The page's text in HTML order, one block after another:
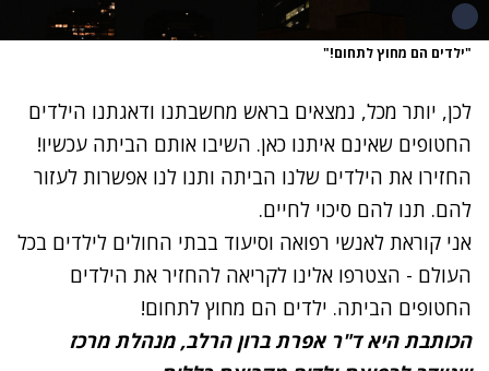
"ילדים הם מחוץ לתחום!"
לכן, יותר מכל, נמצאים בראש מחשבתנו ודאגתנו הילדים
החטופים שאינם איתנו כאן. השיבו אותם הביתה עכשיו!
החזירו את הילדים שלנו הביתה ותנו לנו אפשרות לעזור
להם. תנו להם סיכוי לחיים.
אני קוראת לאנשי רפואה וסיעוד בבתי החולים לילדים בכל
העולם - הצטרפו אלינו לקריאה להחזיר את הילדים
החטופים הביתה. ילדים הם מחוץ לתחום!
הכותבת היא ד"ר אפרת ברון הרלב, מנהלת מרכז